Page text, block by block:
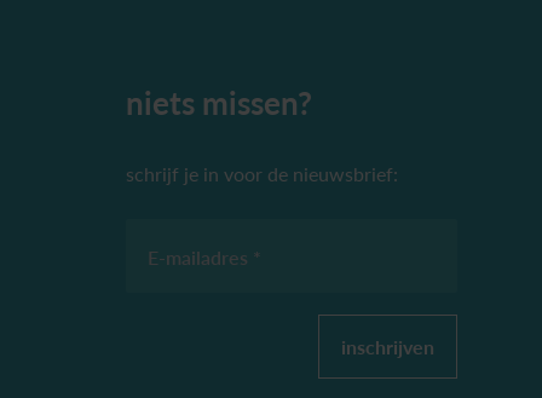
niets missen?
schrijf je in voor de nieuwsbrief:
E-mailadres *
inschrijven